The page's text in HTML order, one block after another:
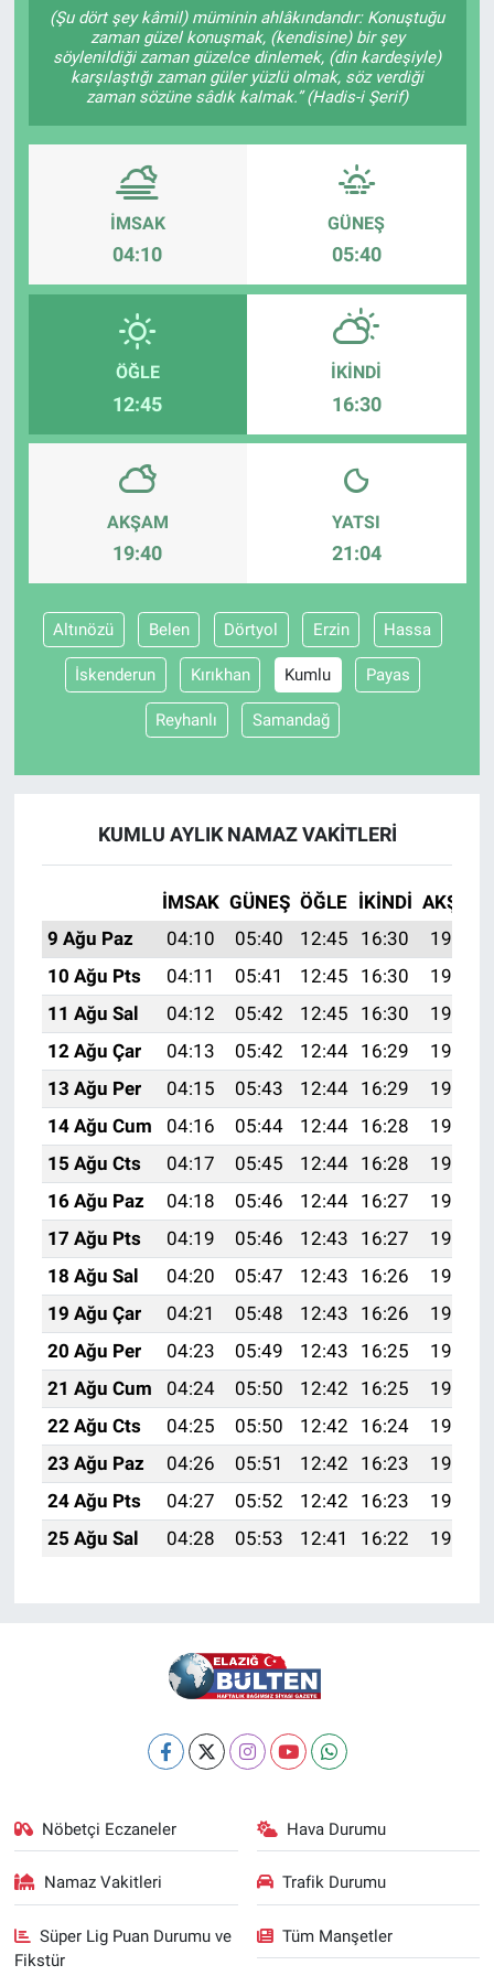
(Şu dört şey kâmil) müminin ahlâkındandır: Konuştuğu
zaman güzel konuşmak, (kendisine) bir şey
söylenildiği zaman güzelce dinlemek, (din kardeşiyle)
karşılaştığı zaman güler yüzlü olmak, söz verdiği
zaman sözüne sâdık kalmak.” (Hadis-i Şerif)
İMSAK
04:10
GÜNEŞ
05:40
ÖĞLE
12:45
İKINDI
16:30
AKŞAM
19:40
YATSI
21:04
Altınözü Belen Dörtyol Erzin Hassa
İskenderun Kırıkhan Kumlu Payas
Reyhanlı Samandağ
KUMLU AYLIK NAMAZ VAKITLERI
İMSAK GÜNEŞ ÖĞLE İKINDI AKŞAM
9 Ağu Paz
04:10 05:40 12:45 16:30
19:40
10 Ağu Pts
04:11 05:41 12:45 16:30
19:39
11 Ağu Sal
04:12 05:42 12:45 16:30
19:37
12 Ağu Çar
04:13 05:42 12:44 16:29
19:36
13 Ağu Per
04:15 05:43 12:44 16:29
19:35
14 Ağu Cum
04:16 05:44 12:44 16:28
19:34
15 Ağu Cts
04:17 05:45 12:44 16:28
19:33
16 Ağu Paz
04:18 05:46 12:44 16:27
19:32
17 Ağu Pts
04:19 05:46 12:43 16:27
19:30
18 Ağu Sal
04:20 05:47 12:43 16:26
19:29
19 Ağu Çar
04:21 05:48 12:43 16:26
19:28
20 Ağu Per
04:23 05:49 12:43 16:25
19:27
21 Ağu Cum
04:24 05:50 12:42 16:25
19:25
22 Ağu Cts
04:25 05:50 12:42 16:24
19:24
23 Ağu Paz
04:26 05:51 12:42 16:23
19:23
24 Ağu Pts
04:27 05:52 12:42 16:23
19:21
25 Ağu Sal
04:28 05:53 12:41 16:22 19:20
Nöbetçi Eczaneler Hava Durumu
Namaz Vakitleri Trafik Durumu
Süper Lig Puan Durumu ve
Fikstür
Tüm Manşetler
Sağlıklı Yaşam
Siyaset
Yaşam